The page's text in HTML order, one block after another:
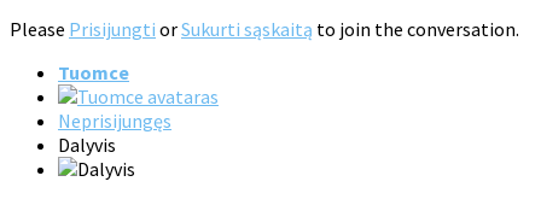
Please Prisijungti orSukurti sąskaitą to join the conversation.
Tuomce
Neprisijungęs
Dalyvis